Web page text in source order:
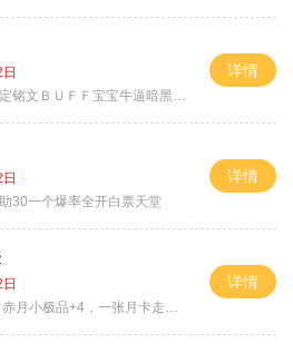
铭文ＢＵＦＦ宝宝牛逼暗黑属性
详情
30一个爆率全开白票天堂
详情
月小极品+4，一张月卡走天涯b
详情